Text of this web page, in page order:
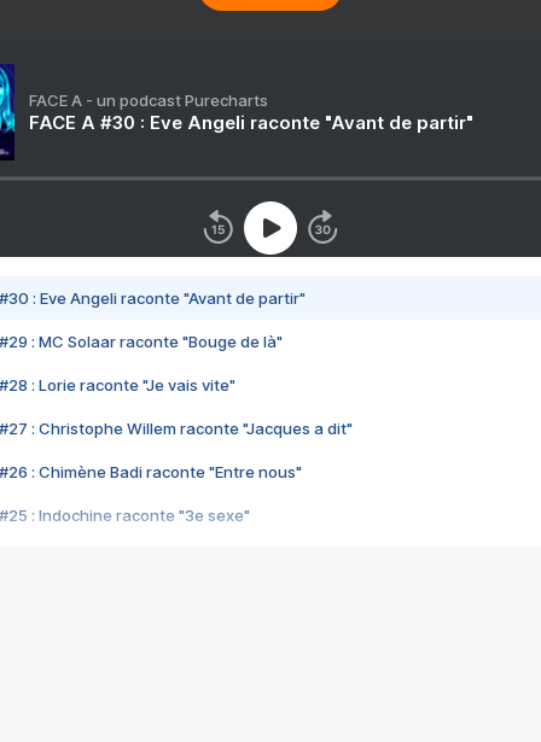
FACE A - un podcast Purecharts
FACE A #30 : Eve Angeli raconte "Avant de partir"
#30 : Eve Angeli raconte "Avant de partir"
#29 : MC Solaar raconte "Bouge de là"
#28 : Lorie raconte "Je vais vite"
#27 : Christophe Willem raconte "Jacques a dit"
#26 : Chimène Badi raconte "Entre nous"
#25 : Indochine raconte "3e sexe"